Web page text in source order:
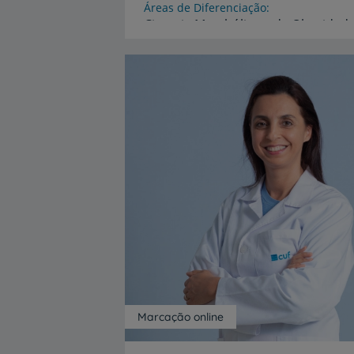
Áreas de Diferenciação
Cirurgia Metabólica e de Obesidade,
Espanhol,Inglês,Português
Marcação online